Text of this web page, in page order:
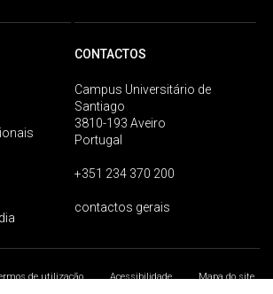
CONTACTOS
Campus Universitário de
Santiago
3810-193 Aveiro
Portugal
+351 234 370 200
contactos gerais
de utilização Acessibilidade
Mapa do site